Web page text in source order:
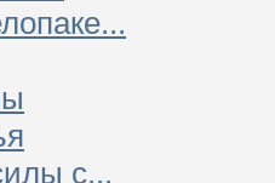
с...